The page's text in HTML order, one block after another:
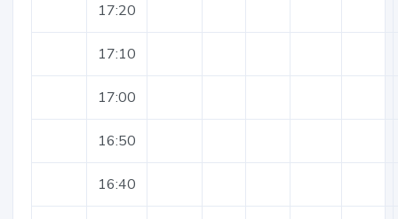
17:20
17:10
17:00
16:50
16:40